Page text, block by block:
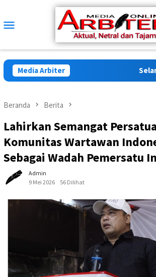
konten
Mobile
Media Arbiter
Beranda Berita
Lahirkan Semangat
Komunitas Wartawan
Sebagai Wadah Pemersatu
Admin
9 Mei 2026
56 Dilihat